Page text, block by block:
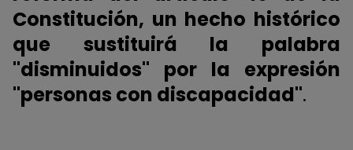
Constitución, un hecho histórico
que sustituirá la palabra
"disminuidos" por la expresión
"personas con discapacidad".